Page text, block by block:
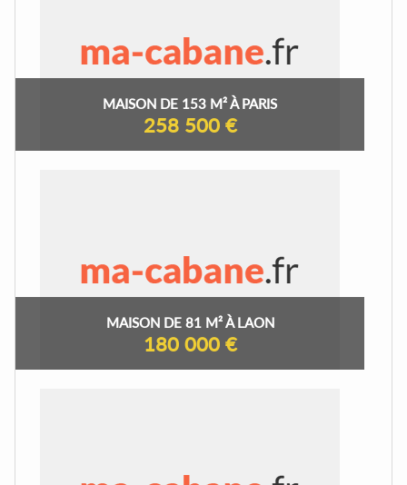
MAISON DE 153 M² À PARIS
258 500 €
MAISON DE 81 M² À LAON
180 000 €